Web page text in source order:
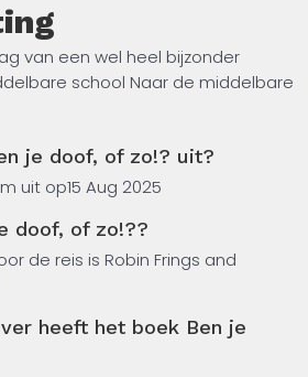
van een wel heel bijzonder
school Naar de middelbare
voor iedereen, maar voor Robin
hij eruitzag en of zijn klasgenoten
Hij maakte zich ook druk over
omgeroepen.
zouden reageren op zijn tolk. En
was. In Ben je doof, of
je doof, of zo!? uit?
uit op15 Aug 2025
doof, of zo!??
de reis is Robin Frings and
heeft het boek Ben je